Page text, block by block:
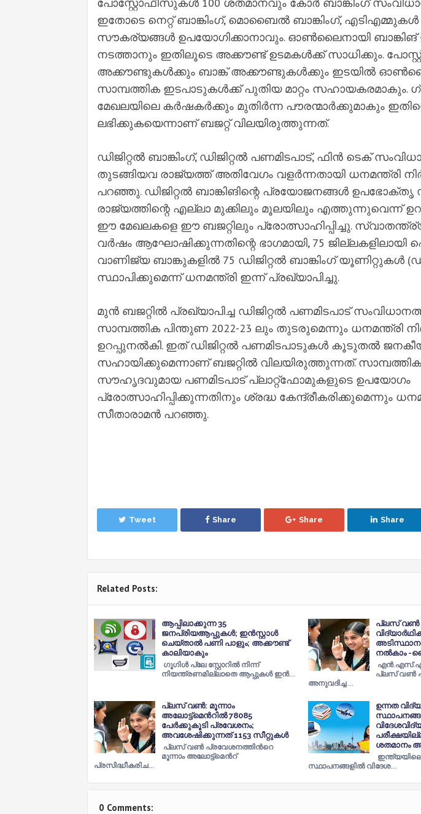
ഇതോടെ നെറ്റ് ബാങ്കിംഗ്, മൊബൈല്‍ ബാങ്കിംഗ്, എടിഎമ്മുകള്‍
സൗകര്യങ്ങള്‍ ഉപയോഗിക്കാനാവും. ഓണ്‍ലൈനായി ബാങ്കിങ്
നടത്താനും ഇതിലൂടെ അക്കൗണ്ട് ഉടമകള്‍ക്ക് സാധിക്കും.
അക്കൗണ്ടുകള്‍ക്കും ബാങ്ക് അക്കൗണ്ടുകള്‍ക്കും ഇടയില്‍
സാമ്പത്തിക ഇടപാടുകള്‍ക്ക് പുതിയ മാറ്റം സഹായകരമാകും.
മേഖലയിലെ കര്‍ഷകര്‍ക്കും മുതിര്‍ന്ന പൗരന്മാര്‍ക്കുമാകും
ലഭിക്കുകയെന്നാണ് ബജറ്റ് വിലയിരുത്തുന്നത്.
ഡിജിറ്റല്‍ ബാങ്കിംഗ്, ഡിജിറ്റല്‍ പണമിടപാട്, ഫിന്‍ ടെക്
തുടങ്ങിയവ രാജ്യത്ത് അതിവേഗം വളര്‍ന്നതായി ധനമന്ത്രി
പറഞ്ഞു. ഡിജിറ്റല്‍ ബാങ്കിങിന്റെ പ്രയോജനങ്ങള്‍ ഉപഭോക്തൃ
രാജ്യത്തിന്റെ എല്ലാ മുക്കിലും മൂലയിലും എത്തുന്നുവെന്ന്
ഈ മേഖലകളെ ഈ ബജറ്റിലും പ്രോത്സാഹിപ്പിച്ചു.
വര്‍ഷം ആഘോഷിക്കുന്നതിന്റെ ഭാഗമായി, 75
വാണിജ്യ ബാങ്കുകളില്‍ 75 ഡിജിറ്റല്‍ ബാങ്കിംഗ് യൂണിറ്റുകള്‍
സ്ഥാപിക്കുമെന്ന് ധനമന്ത്രി ഇന്ന് പ്രഖ്യാപിച്ചു.
മുന്‍ ബജറ്റില്‍ പ്രഖ്യാപിച്ച ഡിജിറ്റല്‍ പണമിടപാട്
സാമ്പത്തിക പിന്തുണ 2022-23 ലും തുടരുമെന്നും ധനമന്ത്രി
ഉറപ്പുനല്‍കി. ഇത് ഡിജിറ്റല്‍ പണമിടപാടുകള്‍ കൂടുതല്‍
സഹായിക്കുമെന്നാണ് ബജറ്റില്‍ വിലയിരുത്തുന്നത്.
സൗഹൃദവുമായ പണമിടപാട് പ്ലാറ്റ്‌ഫോമുകളുടെ ഉപയോഗം
പ്രോത്സാഹിപ്പിക്കുന്നതിനും ശ്രദ്ധ കേന്ദ്രീകരിക്കുമെന്നും
സീതാരാമന്‍ പറഞ്ഞു.
Tweet Share Share Share
Related Posts:
ആപ്പിലാക്കുന്ന 35
ജനപ്രിയആപ്പുകള്‍; ഇന്‍സ്റ്റാള്‍
ചെയ്താല്‍ പണി പാളും; അക്കൗണ്ട്
കാലിയാകും
ഗൂഗിള്‍ പ്ലേ സ്റ്റോറില്‍ നിന്ന്
നിയന്ത്രണമില്ലാതെ ആപ്പുകള്‍ ഇന്‍…
പ്ലസ്​ വണ്‍
നല്‍കാം -
പ്ലസ് വണ്‍
അനുവദിച്ച …
പ്ലസ് വണ്‍: മൂന്നാം
അലോട്ട്മെന്‍റില്‍ 78085
പേര്‍ക്കുകൂടി പ്രവേശനം;
അവശേഷിക്കുന്നത് 1153 സീറ്റുകള്‍
പ്ലസ് വണ്‍ പ്രവേശനത്തിന്‍റെ
മൂന്നാം അലോട്ട്മെന്‍റ്
പ്രസിദ്ധീകരിച…
ഉന്നത
ശതമാനം
സ്ഥാ​പ​ന​ങ്ങ​ളി​ല്‍ വി​ദേ​ശ…
0 Comments: